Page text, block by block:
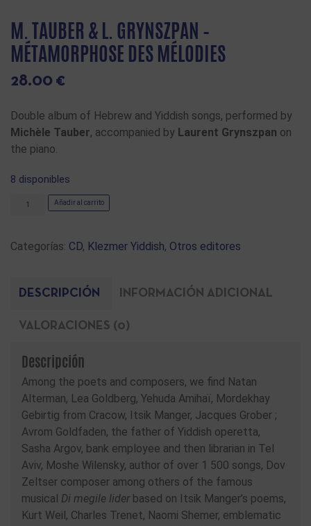
M. TAUBER & L. GRYNSZPAN –
MÉTAMORPHOSE DES MÉLODIES
28.00 €
Double album of Hebrew and Yiddish songs, performed by
Michèle Tauber, accompanied by Laurent Grynszpan on
the piano.
8 disponibles
Añadir al carrito
Categorías: CD, Klezmer Yiddish, Otros editores
DESCRIPCIÓN INFORMACIÓN ADICIONAL
VALORACIONES (0)
Descripción
Among the poets and composers, we find Natan
Alterman, Lea Goldberg, Yehuda Amihaï, Mordekhay
Gebirtig from Cracow, Itsik Manger, Jacques Grober ;
Avrom Goldfaden, the father of Yiddish operetta,
Sasha Argov, bank employee and then librarian in Tel
Aviv, Moshe Wilensky, author of over 1 500 songs, Dov
Zeltser composer among others of the famous
musical Di megile liderbased on Itsik Manger’s poems,
Kurt Weil, Charles Trenet, Naomi Shemer, emblematic